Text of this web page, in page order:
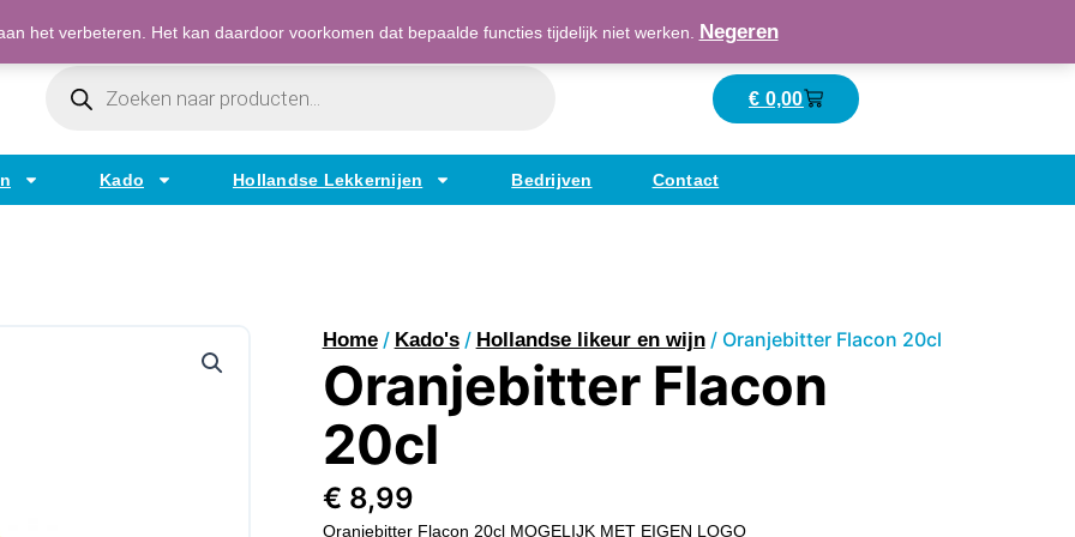
het verbeteren. Het kan daardoor voorkomen dat bepaalde functies tijdelijk niet werken. Negeren
Bestellen op factuur mogelijk voor bedrijven
Maatschappelijk verantwoord ondernemend
Producten
€ 0,00Winkelwagen
Kado Hollandse Lekkernijen Bedrijven Contact
Home/ Kado's/ Hollandse likeur en wijn/ Oranjebitter Flacon 20cl
Oranjebitter Flacon
20cl
€ 8,99
Oranjebitter Flacon 20cl MOGELIJK MET EIGEN LOGO